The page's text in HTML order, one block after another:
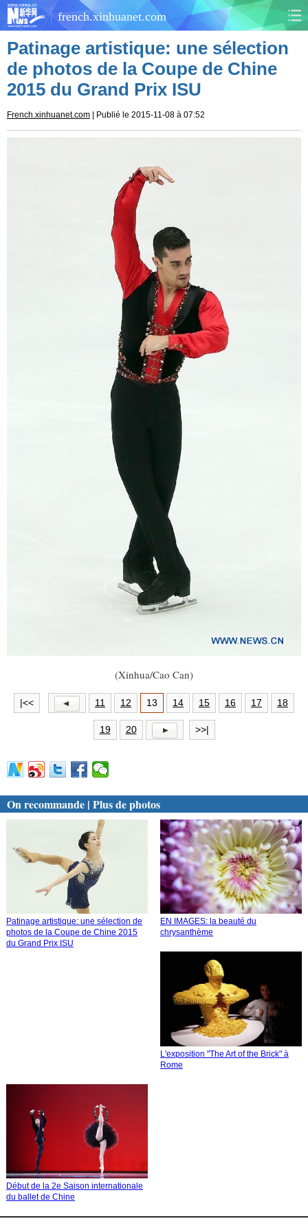
french.xinhuanet.com
CHINE MONDE
AFRIQUE
CULTURE
Patinage artistique: une sélection
de photos de la Coupe de Chine
2015 du Grand Prix ISU
French.xinhuanet.com | Publié le 2015-11-08 à 07:52
(Xinhua/Cao Can)
|<< 11 12 13 14 15 16 17 18
19 20 >>|
On recommande | Plus de photos
Patinage artistique: une sélection de
photos de la Coupe de Chine 2015
du Grand Prix ISU
EN IMAGES: la beauté du
chrysanthème
L'exposition "The Art of the Brick" à
Rome
Début de la 2e Saison internationale
du ballet de Chine